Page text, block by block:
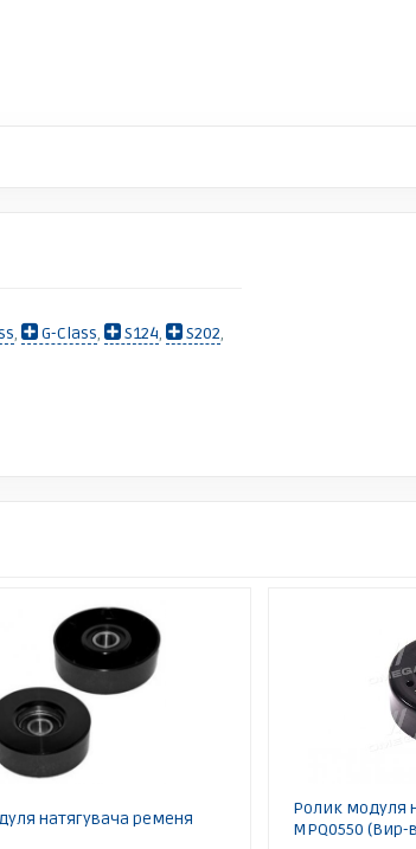
, G-Class, S124, S202,
натягувача ременя
Ролик модуля
MPQ0550